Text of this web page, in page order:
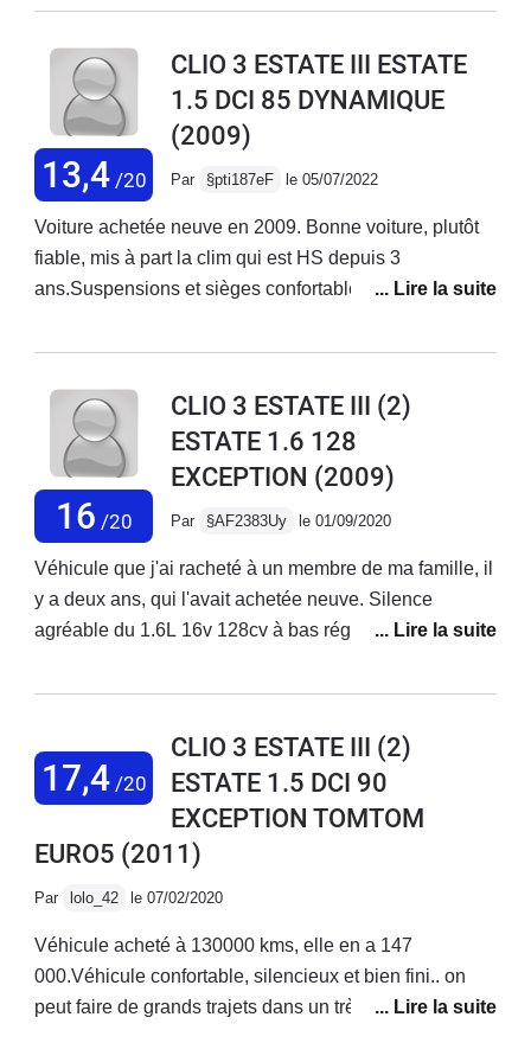
13,4/20
CLIO 3 ESTATE III ESTATE
1.5 DCI 85 DYNAMIQUE
(2009)
Par §pti187eF le 05/07/2022
Voiture achetée neuve en 2009. Bonne voiture, plutôt
fiable, mis à part la clim qui est HS depuis 3
ans.Suspensions et sièges confortables. Moteur
polyvalente pour envisager les grands trajets sur
ressentir : - revêtement des commodos qui se décolle-
support de pare-soleil qui se déboîte- faux-cuir du
volant qui s’effrite
16 /20
CLIO 3 ESTATE III (2)
ESTATE 1.6 128
EXCEPTION (2009)
Par §AF2383Uy le 01/09/2020
Véhicule que j'ai racheté à un membre de ma famille, il
y a deux ans, qui l'avait achetée neuve. Silence
agréable du 1.6L 16v 128cv à bas régimes, tenue de
même sur de longs trajets, volumes de l'habitacle et du
j'avoue que j'ai le pieds un peu lourd, on peut
descendre aux alentours de 6.5L/100km mais attention
à l'encrassement. Boîte de vitesses remplacée à 37
000km, il a fallu se battre avec RENAULT pour qu'ils
valable pour que cela ne soit pas pris en compte !). Il
faudra vous armer de patience pour faire l'entretien
vous même, l'accès au filtre à huile et aux bougies, par
exemple, est un vrai défi. Je ne vous parle même pas
17,4/20
CLIO 3 ESTATE III (2)
ESTATE 1.5 DCI 90
EXCEPTION TOMTOM
EURO5 (2011)
Par lolo_42 le 07/02/2020
Véhicule acheté à 130000 kms, elle en a 147
000.Véhicule confortable, silencieux et bien fini.. on
peut faire de grands trajets dans un très bon confort et